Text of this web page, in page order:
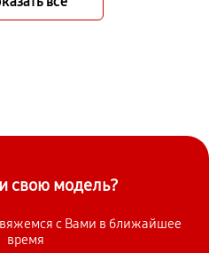
свою модель?
с Вами в ближайшее
время